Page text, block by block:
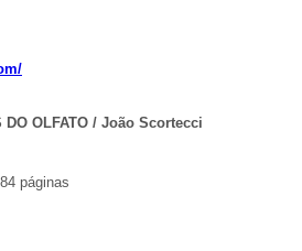
DO OLFATO / João Scortecci
páginas